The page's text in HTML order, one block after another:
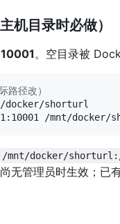
机目录时必做）
。空目录被
路径改）
docker/shorturl
/mnt/docker/
/mnt/docker/
无管理员时生效；已